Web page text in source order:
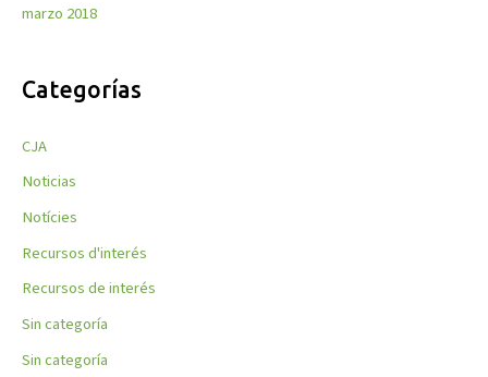
marzo 2018
Categorías
CJA
Noticias
Notícies
Recursos d'interés
Recursos de interés
Sin categoría
Sin categoría